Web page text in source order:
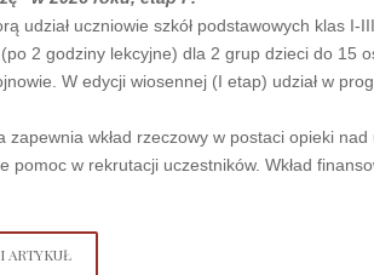
udział uczniowie szkół podstawowych klas
(po 2 godziny lekcyjne) dla 2 grup dzieci do 15
W edycji wiosennej (I etap) udział w
zapewnia wkład rzeczowy w postaci opieki
pomoc w rekrutacji uczestników. Wkład
ARTYKUŁ